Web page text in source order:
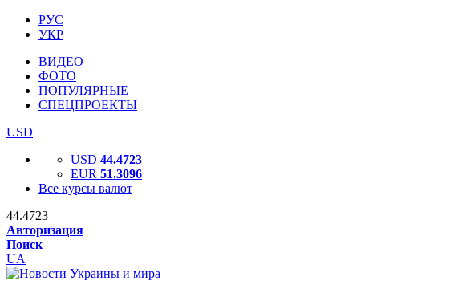
РУС
УКР
ВИДЕО
ФОТО
ПОПУЛЯРНЫЕ
СПЕЦПРОЕКТЫ
USD
USD 44.4723
EUR 51.3096
Все курсы валют
44.4723
Авторизация
Поиск
UA